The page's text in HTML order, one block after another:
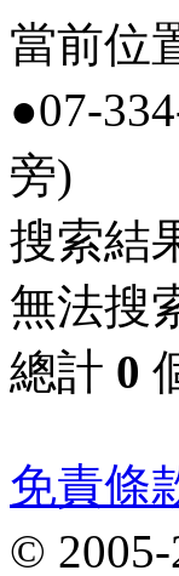
當前位
●07-
旁)
搜索結
無法搜
總計 0
免責條
©